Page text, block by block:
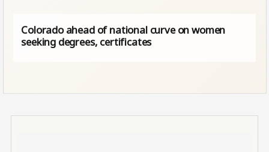
Colorado ahead of national curve on women
seeking degrees, certificates